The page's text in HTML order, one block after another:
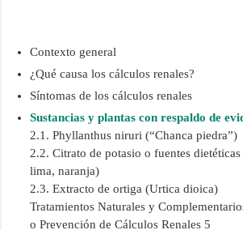
Contexto general
¿Qué causa los cálculos renales?
Síntomas de los cálculos renales
Sustancias y plantas con respaldo de
2.1. Phyllanthus niruri (“Chanca piedra”)
2.2. Citrato de potasio o fuentes
lima, naranja)
2.3. Extracto de ortiga (Urtica dioica)
Tratamientos Naturales y
o Prevención de Cálculos Renales 5